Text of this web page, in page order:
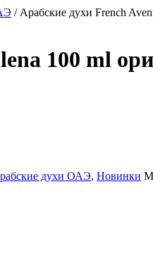
/ Арабские духи French
100 ml
духи ОАЭ, Новинки